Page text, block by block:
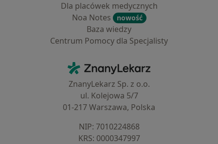
Dla placówek medycznych
Noa Notes
nowość
Baza wiedzy
Centrum Pomocy dla Specjalisty
ZnanyLekarz - Strona główna
ZnanyLekarz Sp. z o.o.
ul. Kolejowa 5/7
01-217 Warszawa, Polska
NIP: ⁠7010224868
KRS: ⁠0000347997